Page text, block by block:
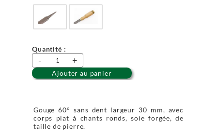
Quantité :
- +
Ajouter au panier
Gouge 60° sans dent largeur 30 mm, avec
corps plat à chants ronds, soie forgée, de
taille de pierre.